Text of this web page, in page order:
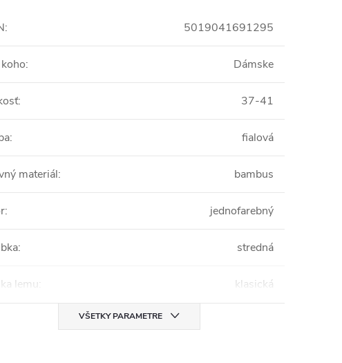
: 5019041691295
: Dámske
: 37-41
: fialová
materiál: bambus
: jednofarebný
: stredná
lemu : klasická
VŠETKY PARAMETRE